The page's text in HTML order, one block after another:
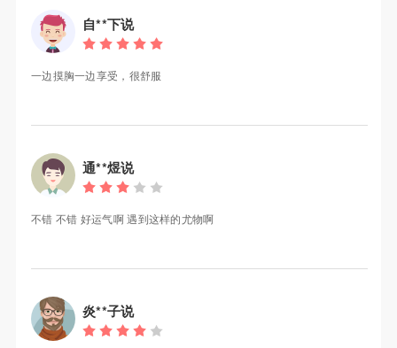
自**下说
一边摸胸一边享受，很舒服
通**煜说
不错 不错 好运气啊 遇到这样的尤物啊
炎**子说